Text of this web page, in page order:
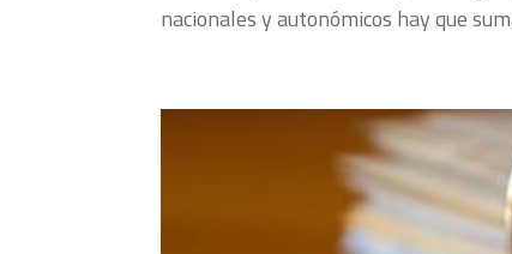
nacionales y autonómicos hay que